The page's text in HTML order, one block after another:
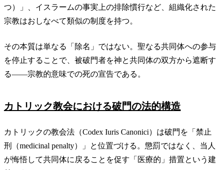
つ）」、イスラームの事実上の排除慣行など、組織化された
宗教はおしなべて類似の制度を持つ。
その本質は単なる「除名」ではない。聖なる共同体への参与
を停止することで、被破門者を神と共同体の双方から遮断す
る——宗教的意味での死の宣告である。
カトリック教会における破門の法的構造
カトリックの教会法（Codex Iuris Canonici）は破門を「禁止
刑（medicinal penalty）」と位置づける。懲罰ではなく、当人
が悔悟して共同体に戻ることを促す「医療的」措置という建